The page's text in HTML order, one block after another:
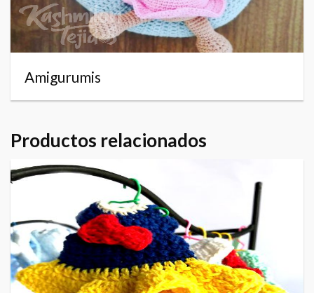
Amigurumis
Productos relacionados